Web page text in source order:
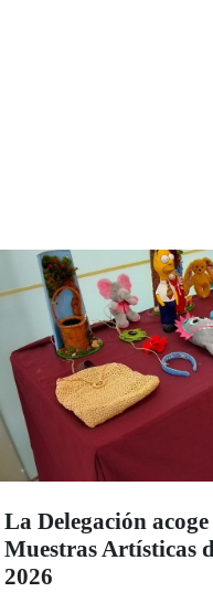
La Delegación
Muestras Artísticas
2026